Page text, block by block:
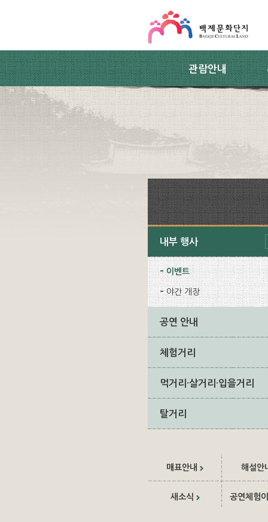
관람안내
내부 행사
이벤트
야간 개장
공연 안내
체험거리
먹거리·살거리·입을거리
탈거리
매표안내 해설안
새소식 공연체험